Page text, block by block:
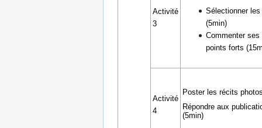
Activité
3
Sélectionner les
(5min)
Commenter
points forts
Activité
4
Poster les récits
Répondre aux
(5min)